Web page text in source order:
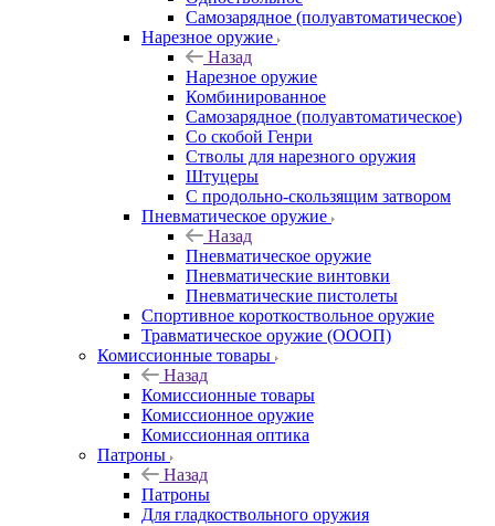
Самозарядное (полуавтоматическое)
Нарезное оружие
Назад
Нарезное оружие
Комбинированное
Самозарядное (полуавтоматическое)
Со скобой Генри
Стволы для нарезного оружия
Штуцеры
С продольно-скользящим затвором
Пневматическое оружие
Назад
Пневматическое оружие
Пневматические винтовки
Пневматические пистолеты
Спортивное короткоствольное оружие
Травматическое оружие (ОООП)
Комиссионные товары
Назад
Комиссионные товары
Комиссионное оружие
Комиссионная оптика
Патроны
Назад
Патроны
Для гладкоствольного оружия